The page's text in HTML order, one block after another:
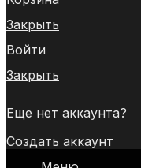
Закрыть
Войти
Закрыть
Еще нет аккаунта?
Создать аккаунт